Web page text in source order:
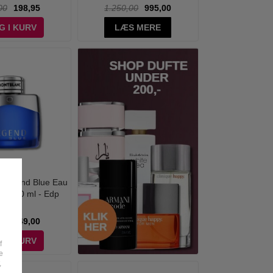
198,95
I KURV
1.250,00
995,00
LÆS MERE
Legend Blue Eau
- 100 ml - Edp
449,00
I KURV